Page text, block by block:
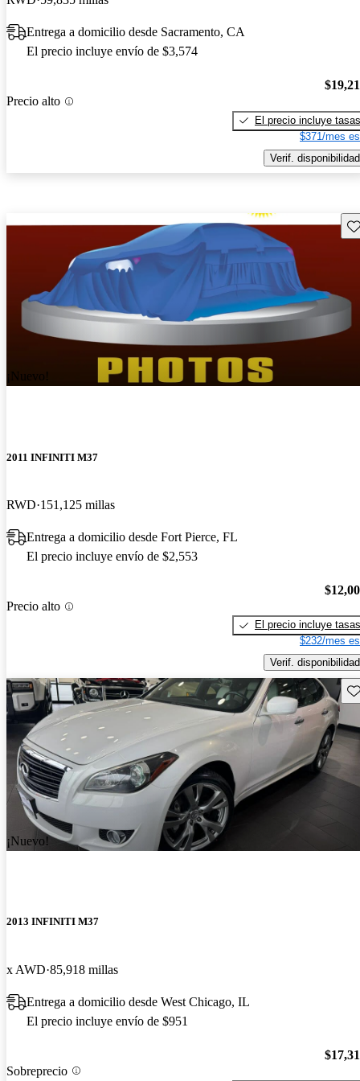
Entrega a domicilio desde Sacramento, CA
El precio incluye envío de $3,574
Precio alto
El precio incluye tasas
$371/mes
Verif. disponibilidad
¡Nuevo!
2011 INFINITI M37
RWD 151,125 millas
Entrega a domicilio desde Fort Pierce, FL
El precio incluye envío de $2,553
Precio alto
El precio incluye tasas
$232/mes
Verif. disponibilidad
¡Nuevo!
2013 INFINITI M37
x AWD 85,918 millas
Entrega a domicilio desde West Chicago, IL
El precio incluye envío de $951
Sobreprecio